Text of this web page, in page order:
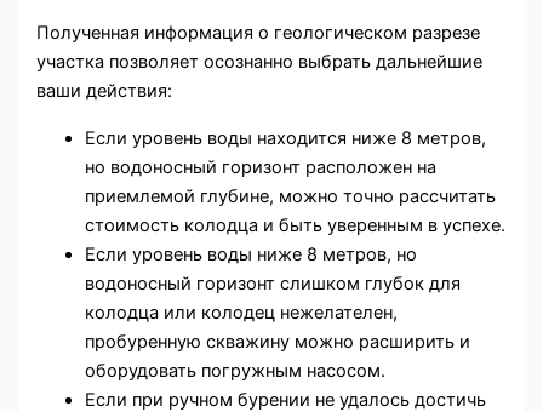
Полученная информация о геологическом разрезе
участка позволяет осознанно выбрать дальнейшие
ваши действия:
Если уровень воды находится ниже 8 метров,
но водоносный горизонт расположен на
приемлемой глубине, можно точно рассчитать
стоимость колодца и быть уверенным в успехе.
Если уровень воды ниже 8 метров, но
водоносный горизонт слишком глубок для
колодца или колодец нежелателен,
пробуренную скважину можно расширить и
оборудовать погружным насосом.
Если при ручном бурении не удалось достичь